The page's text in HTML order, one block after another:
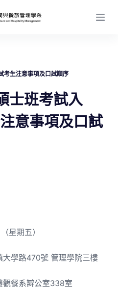
考生注意事項及口試順序
士班考試入
意事項及口試
星期五）
大學路470號 管理學院三樓
觀餐系辧公室338室